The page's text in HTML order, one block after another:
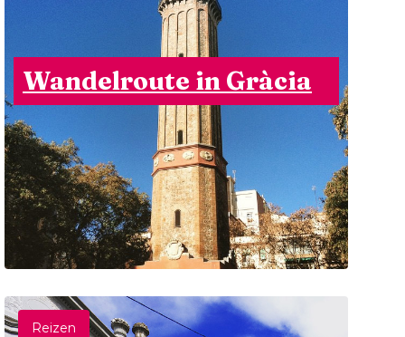
Wandelroute in Gràcia
Reizen